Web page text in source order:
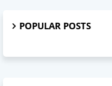
POPULAR POSTS